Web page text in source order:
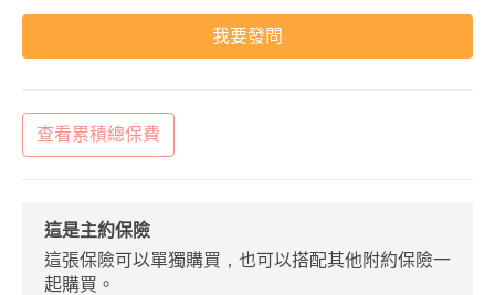
我要發問
查看累積總保費
這是主約保險
這張保險可以單獨購買，也可以搭配其他附約保險一
起購買。